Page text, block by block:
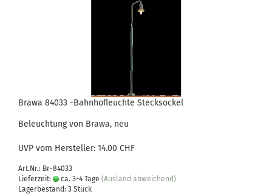
Brawa 84033 -Bahnhofleuchte Stecksockel
Beleuchtung von Brawa, neu
UVP vom Hersteller: 14.00 CHF
Art.Nr.: Br-84033
Lieferzeit:
ca. 3-4 Tage (Ausland abweichend)
Lagerbestand: 3 Stück